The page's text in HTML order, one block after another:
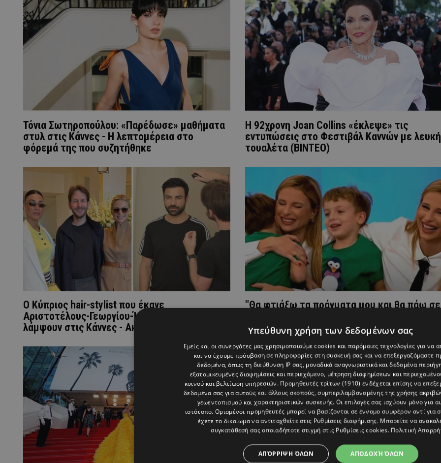
Τόνια Σωτηροπούλου: «Παρέδωσε» μαθήματα
στυλ στις Κάννες - Η λεπτομέρεια στο
φόρεμά της που συζητήθηκε
Η 92χρονη Joan Collins «έκλεψε» τις
εντυπώσεις στο Φεστιβάλ Καννών με λευκή
τουαλέτα (ΒΙΝΤΕΟ)
Ο Κύπριος hair-stylist που έκανε
Αριστοτέλους-Γεωργίου-Ήβη και Σιμόνη να
λάμψουν στις Κάννες - Ακολούθησε τα tips
"Θα φτιάξω τα πράγματα μου και θα πάω σε
Αριστοτέλους
Υπεύθυνη χρήση των δεδομένων σας
Εμείς και οι συνεργάτες μας χρησιμοποιούμε cookies και παρόμοιες τεχνολογίες για να
και να έχουμε πρόσβαση σε πληροφορίες στη συσκευή σας και να επεξεργαζόμαστε
δεδομένα, όπως τη διεύθυνση IP σας, μοναδικά αναγνωριστικά και δεδομένα
εξατομικευμένες διαφημίσεις και περιεχόμενο, μέτρηση διαφημίσεων και
κοινού και βελτίωση υπηρεσιών. Προμηθευτές τρίτων (1910) ενδέχεται επίσης να
δεδομένα σας για αυτούς και άλλους σκοπούς, συμπεριλαμβανομένης της χρήσης
γεωεντοπισμού και χαρακτηριστικών συσκευής. Οι επιλογές σας ισχύουν μόνο για
ιστότοπο. Ορισμένοι προμηθευτές μπορεί να βασίζονται σε έννομο συμφέρον αντί για
έχετε το δικαίωμα να αντιταχθείτε στις Ρυθμίσεις διαφήμισης. Μπορείτε να
συγκατάθεσή σας οποιαδήποτε στιγμή στις Ρυθμίσεις cookies. Πολιτική
ΑΠΟΔΟΧΉ ΌΛΩΝ
ΑΠΌΡΡΙΨΗ ΌΛΩΝ